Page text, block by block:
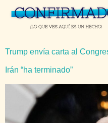
Trump envía carta al
Irán “ha terminado”